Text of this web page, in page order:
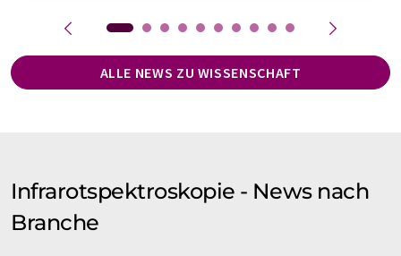
ALLE NEWS ZU WISSENSCHAFT
Infrarotspektroskopie - News nach
Branche